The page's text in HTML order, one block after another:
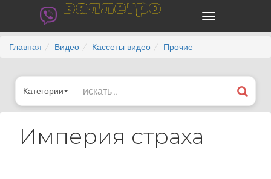
валлегро
Главная Видео Кассеты видео Прочие
Категории
Империя страха